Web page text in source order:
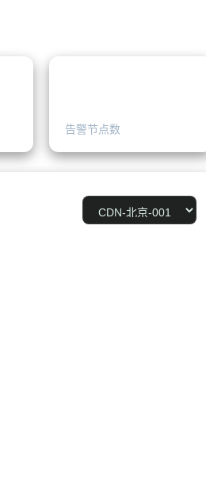
告警节点数